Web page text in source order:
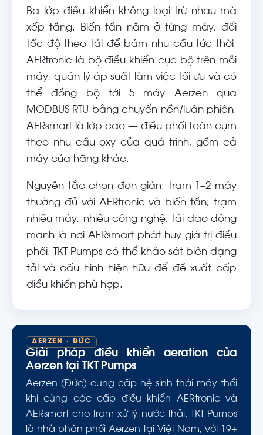
Ba lớp điều khiển không loại trừ nhau mà
xếp tầng. Biến tần nằm ở từng máy, đổi
tốc độ theo tải để bám nhu cầu tức thời.
AERtronic là bộ điều khiển cục bộ trên mỗi
máy, quản lý áp suất làm việc tối ưu và có
thể đồng bộ tới 5 máy Aerzen qua
MODBUS RTU bằng chuyển nền/luân phiên.
AERsmart là lớp cao — điều phối toàn cụm
theo nhu cầu oxy của quá trình, gồm cả
máy của hãng khác.
Nguyên tắc chọn đơn giản: trạm 1–2 máy
thường đủ với AERtronic và biến tần; trạm
nhiều máy, nhiều công nghệ, tải dao động
mạnh là nơi AERsmart phát huy giá trị điều
phối. TKT Pumps có thể khảo sát biên dạng
tải và cấu hình hiện hữu để đề xuất cấp
điều khiển phù hợp.
AERZEN · ĐỨC
Giải pháp điều khiển aeration của
Aerzen tại TKT Pumps
Aerzen (Đức) cung cấp hệ sinh thái máy thổi
khí cùng các cấp điều khiển AERtronic và
AERsmart cho trạm xử lý nước thải. TKT Pumps
là nhà phân phối Aerzen tại Việt Nam, với 19+